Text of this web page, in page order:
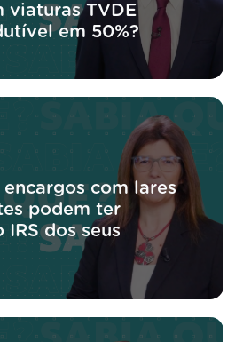
viaturas TVDE
em 50%?
encargos com lares
podem ter
IRS dos seus